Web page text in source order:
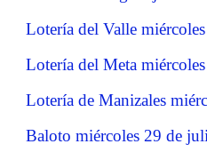
Lotería del Valle
Lotería del Meta
Lotería de Manizales
Baloto miércoles 29 de